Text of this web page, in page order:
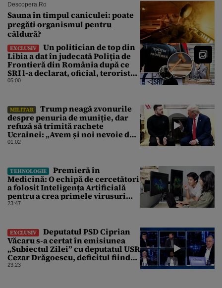
Descopera.ro
Sauna în timpul caniculei: poate
pregăti organismul pentru
căldură?
EXCLUSIV
Un politician de top din
Libia a dat în judecată Poliția de
Frontieră din România după ce
SRI l-a declarat, oficial, terorist
ISIS
05:00
MILITAR
Trump neagă zvonurile
despre penuria de muniție, dar
refuză să trimită rachete
Ucrainei: „Avem și noi nevoie de
rachete”
01:02
TEHNOLOGIE
Premieră în
Medicină: O echipă de cercetători
a folosit Inteligența Artificială
pentru a crea primele virusuri
sintetice la tratarea de E.coli
23:47
EXCLUSIV
Deputatul PSD Ciprian
Văcaru s-a certat în emisiunea
„Subiectul Zilei” cu deputatul USR
Cezar Drăgoescu, deficitul fiind
motivul scandalului
23:23